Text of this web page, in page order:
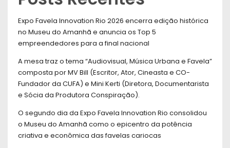
Expo Favela Innovation Rio 2026 encerra edição histórica
no Museu do Amanhã e anuncia os Top 5
empreendedores para a final nacional
A mesa traz o tema “Audiovisual, Música Urbana e Favela”
composta por MV Bill (Escritor, Ator, Cineasta e CO-
Fundador da CUFA) e Mini Kerti (Diretora, Documentarista
e Sócia da Produtora Conspiração).
O segundo dia da Expo Favela Innovation Rio consolidou
o Museu do Amanhã como o epicentro da potência
criativa e econômica das favelas cariocas